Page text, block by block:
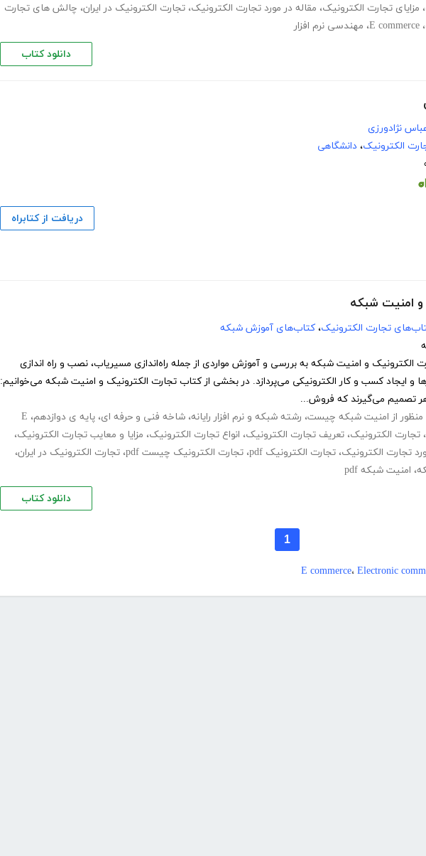
، مزایای تجارت الکترونیک، مقاله در مورد تجارت الکترونیک، تجارت الکترونیک در ایران، چالش های تجارت
، E commerce، مهندسی نرم افزار
دانلود کتاب
نژادورزی
الکترونیک، دانشگاهی
دریافت از کتابراه
و امنیت شبکه
تجارت الکترونیک، کتاب‌های آموزش شبکه
الکترونیک و امنیت شبکه به بررسی و آموزش مواردی از جمله راه‌اندازی مسیریاب، نصب و راه اندازی
و ایجاد کسب و کار الکترونیکی می‌پردازد. در بخشی از کتاب تجارت الکترونیک و امنیت شبکه می‌خوانیم:
تصمیم می‌گیرند که فروش...
منظور از امنیت شبکه چیست، رشته شبکه و نرم افزار رایانه، شاخه فنی و حرفه ای، پایه ی دوازدهم، E
، تجارت الکترونیک، تعریف تجارت الکترونیک، انواع تجارت الکترونیک، مزایا و معایب تجارت الکترونیک،
تجارت الکترونیک، تجارت الکترونیک pdf ، تجارت الکترونیک چیست pdf ، تجارت الکترونیک در ایران،
، امنیت شبکه pdf
دانلود کتاب
1
E commerce، Electronic